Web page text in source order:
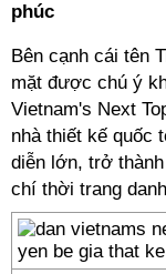
phúc
Bên cạnh cái tên
mặt được chú ý
Vietnam's Next
nhà thiết kế quốc
diễn lớn, trở
chí thời trang